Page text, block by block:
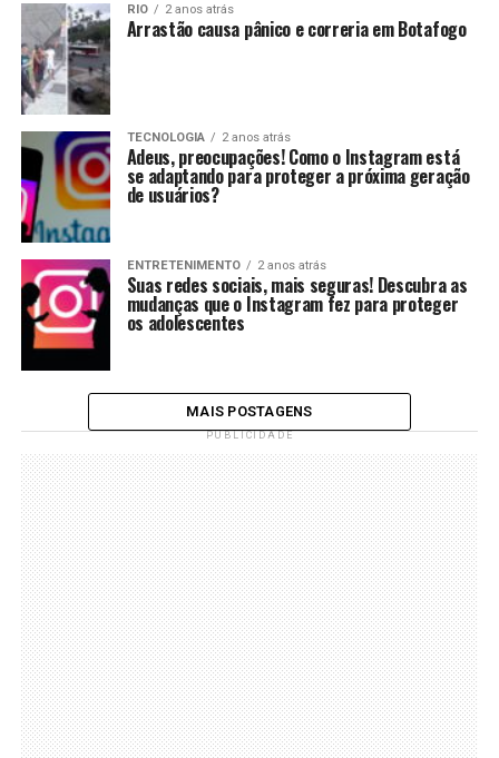
RIO 2 anos atrás
Arrastão causa pânico e correria em Botafogo
TECNOLOGIA 2 anos atrás
Adeus, preocupações! Como o Instagram está
se adaptando para proteger a próxima geração
de usuários?
ENTRETENIMENTO 2 anos atrás
Suas redes sociais, mais seguras! Descubra as
mudanças que o Instagram fez para proteger
os adolescentes
MAIS POSTAGENS
PUBLICIDADE